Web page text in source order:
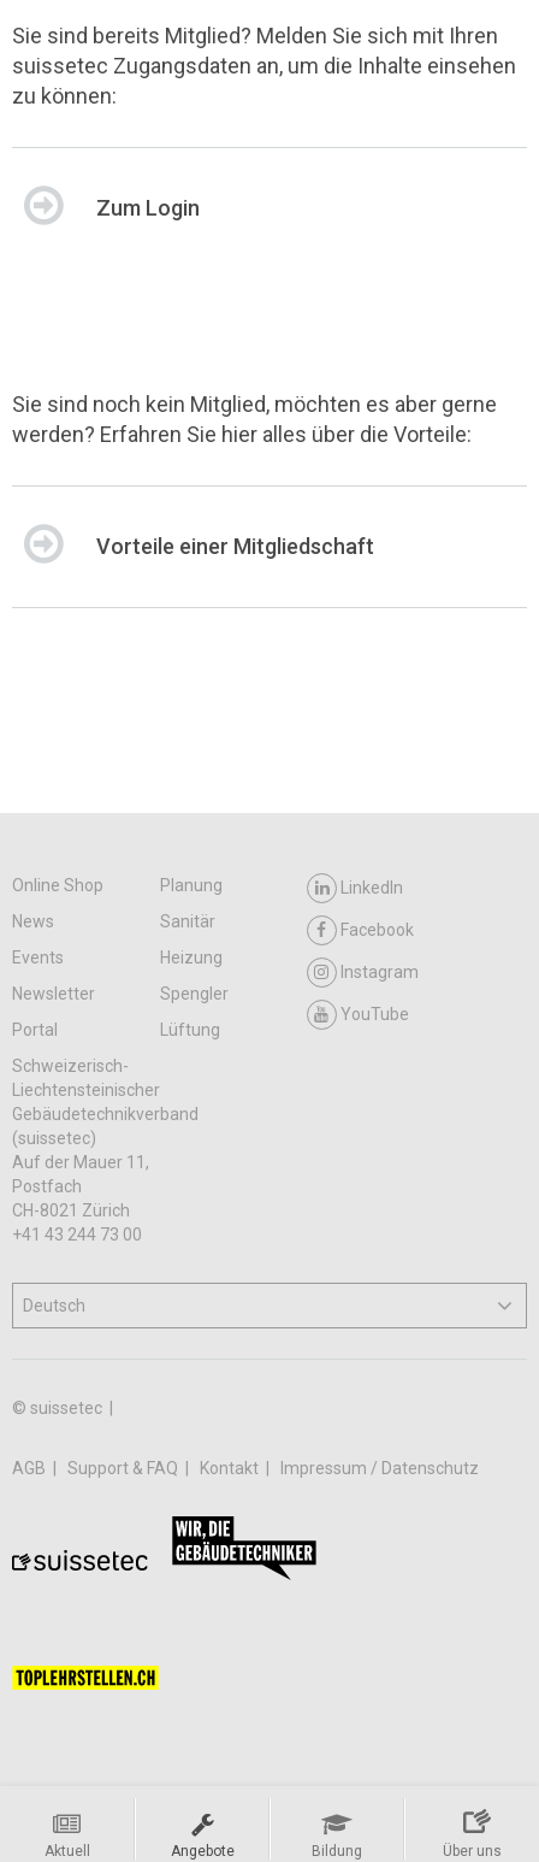
Sie sind bereits Mitglied? Melden Sie sich mit Ihren
suissetec Zugangsdaten an, um die Inhalte einsehen
zu können:
Zum Login
Sie sind noch kein Mitglied, möchten es aber gerne
werden? Erfahren Sie hier alles über die Vorteile:
Vorteile einer Mitgliedschaft
Online Shop
Planung
News
Sanitär
Events
Heizung
Newsletter
Spengler
Portal
Lüftung
LinkedIn
Facebook
Instagram
YouTube
Schweizerisch-
Liechtensteinischer
Gebäudetechnikverband
(suissetec)
Auf der Mauer 11,
Postfach
CH-8021 Zürich
+41 43 244 73 00
© suissetec |
AGB Support & FAQ Kontakt Impressum / Datenschutz
Aktuell Angebote Bildung Über uns